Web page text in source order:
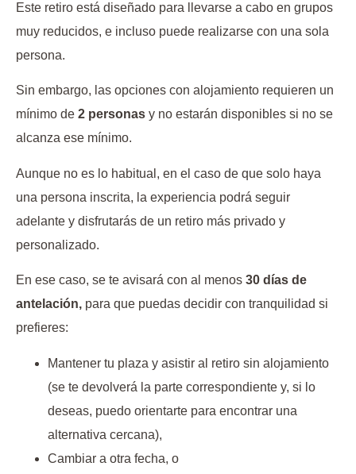
Este retiro está diseñado para llevarse a cabo en grupos
muy reducidos, e incluso puede realizarse con una sola
persona.
Sin embargo, las opciones con alojamiento requieren un
mínimo de 2 personas y no estarán disponibles si no se
alcanza ese mínimo.
Aunque no es lo habitual, en el caso de que solo haya
una persona inscrita, la experiencia podrá seguir
adelante y disfrutarás de un retiro más privado y
personalizado.
En ese caso, se te avisará con al menos 30 días de
antelación, para que puedas decidir con tranquilidad si
prefieres:
Mantener tu plaza y asistir al retiro sin alojamiento
(se te devolverá la parte correspondiente y, si lo
deseas, puedo orientarte para encontrar una
alternativa cercana),
Cambiar a otra fecha, o